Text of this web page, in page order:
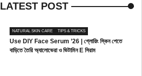
LATEST POST
NATURAL SKIN CARE TIPS & TRICKS
Use DIY Face Serum ’26 | গ্লোয়িং স্কিন পেতে
বাড়িতে তৈরি অ্যালোভেরা ও ভিটামিন E সিরাম